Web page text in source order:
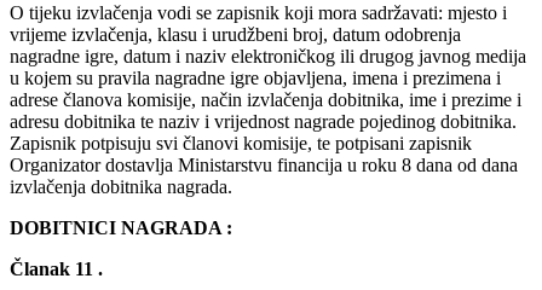
O tijeku izvlačenja vodi se zapisnik koji mora sadržavati: mjesto i
vrijeme izvlačenja, klasu i urudžbeni broj, datum odobrenja
nagradne igre, datum i naziv elektroničkog ili drugog javnog medija
u kojem su pravila nagradne igre objavljena, imena i prezimena i
adrese članova komisije, način izvlačenja dobitnika, ime i prezime i
adresu dobitnika te naziv i vrijednost nagrade pojedinog dobitnika.
Zapisnik potpisuju svi članovi komisije, te potpisani zapisnik
Organizator dostavlja Ministarstvu financija u roku 8 dana od dana
izvlačenja dobitnika nagrada.
DOBITNICI NAGRADA :
Članak 11 .